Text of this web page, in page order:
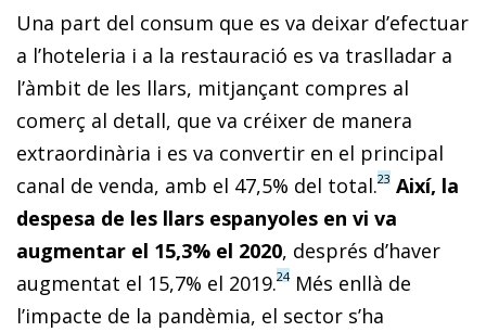
Una part del consum que es va deixar d’efectuar
a l’hoteleria i a la restauració es va traslladar a
l’àmbit de les llars, mitjançant compres al
comerç al detall, que va créixer de manera
extraordinària i es va convertir en el principal
canal de venda, amb el 47,5% del total.23 Així, la
despesa de les llars espanyoles en vi va
augmentar el 15,3% el 2020, després d’haver
augmentat el 15,7% el 2019.24Més enllà de
l’impacte de la pandèmia, el sector s’ha